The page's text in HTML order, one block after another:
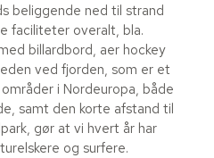
beliggende ned til strand
faciliteter overalt, bla.
billardbord, aer hockey
ved fjorden, som er et
i Nordeuropa, både
samt den korte afstand til
gør at vi hvert år har
og surfere.